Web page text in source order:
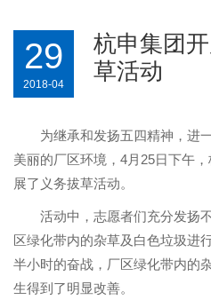
29
2018-04
杭申集团
草活动
为继承和发扬五四精神，进
美丽的厂区环境，4月25日下午
展了义务拔草活动。
活动中，志愿者们充分发扬
区绿化带内的杂草及白色垃圾进
半小时的奋战，厂区绿化带内的
生得到了明显改善。